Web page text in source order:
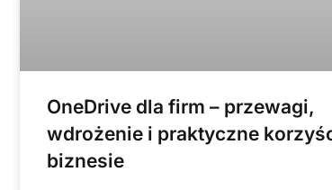
OneDrive dla firm – przewagi,
wdrożenie i praktyczne
biznesie